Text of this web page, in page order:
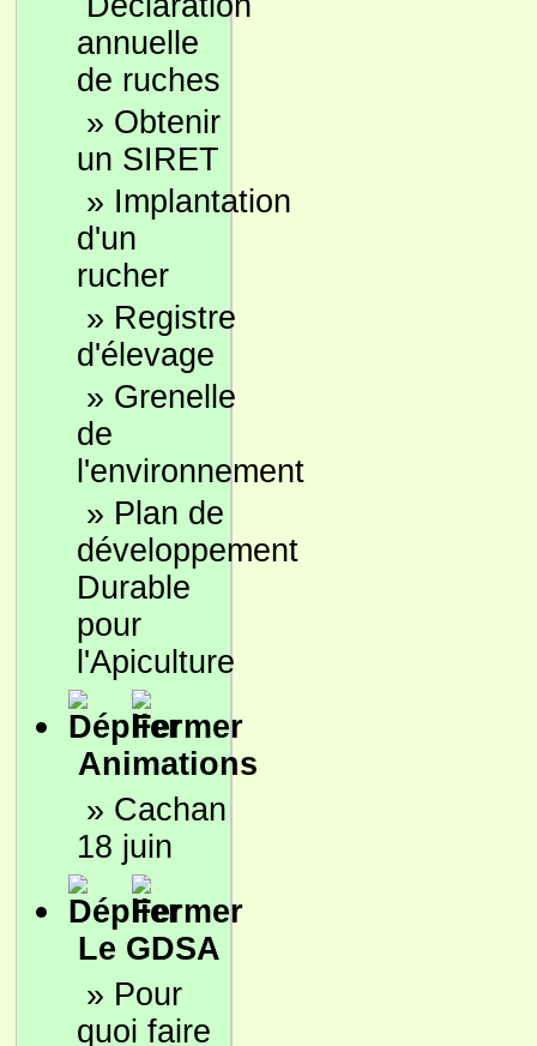
annuelle
de ruches
» Obtenir
un SIRET
» Implantation
d'un
rucher
» Registre
d'élevage
» Grenelle
de
l'environnement
» Plan de
développement
Durable
pour
l'Apiculture
Animations
» Cachan
18 juin
Le GDSA
» Pour
quoi faire